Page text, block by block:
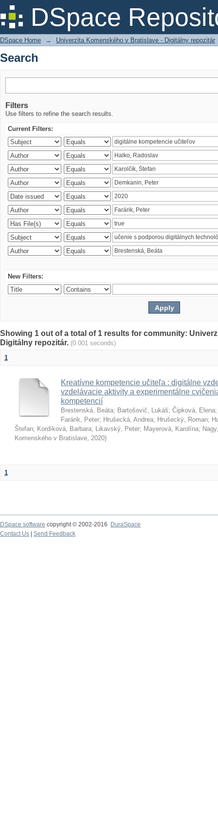
DSpace
Search
DSpace Home → Univerzita Komenského v Bratislave - Digitálny repozitár
Search
Filters
Use filters to refine the search results.
Current Filters:
New Filters:
Showing 1 out of a total of 1 results for community:
Digitálny repozitár. (0.001 seconds)
1
Kreatívne kompetencie učiteľa : digitálne
vzdelávacie aktivity a experimentálne
kompetencií
Brestenská, Beáta; Bartošovič, Lukáš; Čipková, Elena
Farárik, Peter; Hrušecká, Andrea; Hrušecký, Roman;
Štefan; Kordíková, Barbara; Likavský, Peter; Mayerová, Karolína;
Komenského v Bratislave, 2020)
1
DSpace software copyright © 2002-2016
DuraSpace
Contact Us
Send Feedback